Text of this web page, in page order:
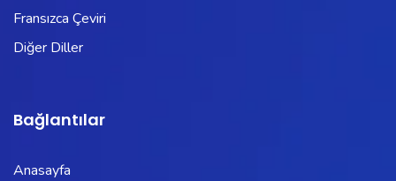
Fransızca Çeviri
Diğer Diller
Bağlantılar
Anasayfa